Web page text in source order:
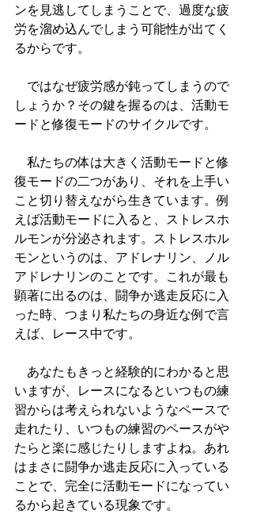
ンを見逃してしまうことで、過度な疲
労を溜め込んでしまう可能性が出てく
るからです。
ではなぜ疲労感が鈍ってしまうので
しょうか？その鍵を握るのは、活動モ
ードと修復モードのサイクルです。
私たちの体は大きく活動モードと修
復モードの二つがあり、それを上手い
こと切り替えながら生きています。例
えば活動モードに入ると、ストレスホ
ルモンが分泌されます。ストレスホル
モンというのは、アドレナリン、ノル
アドレナリンのことです。これが最も
顕著に出るのは、闘争か逃走反応に入
った時、つまり私たちの身近な例で言
えば、レース中です。
あなたもきっと経験的にわかると思
いますが、レースになるといつもの練
習からは考えられないようなペースで
走れたり、いつもの練習のペースがや
たらと楽に感じたりしますよね。あれ
はまさに闘争か逃走反応に入っている
ことで、完全に活動モードになってい
るから起きている現象です。